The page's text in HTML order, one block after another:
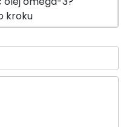
kroku